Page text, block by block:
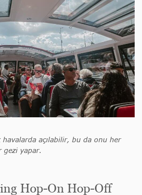
havalarda açılabilir, bu da onu her
gezi yapar.
Hop-On Hop-Off